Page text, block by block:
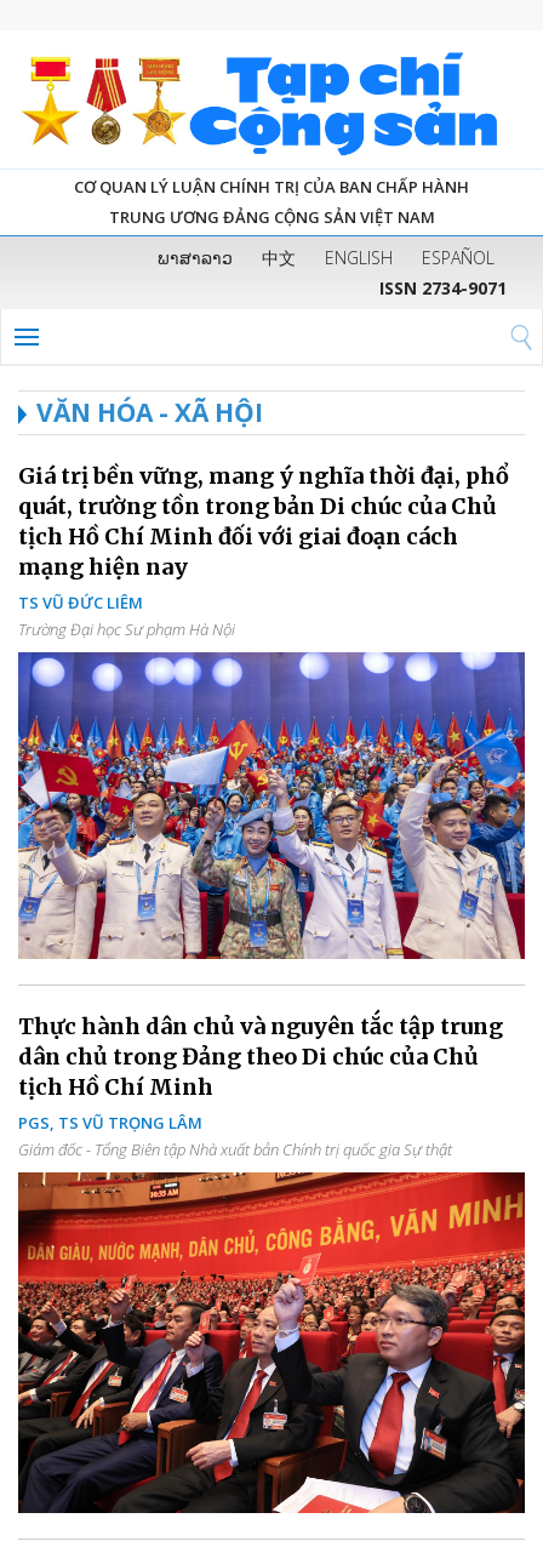
CƠ QUAN LÝ LUẬN CHÍNH TRỊ CỦA BAN CHẤP HÀNH
TRUNG ƯƠNG ĐẢNG CỘNG SẢN VIỆT NAM
ພາສາລາວ 中文 ENGLISH
ESPAÑOL
ISSN 2734-9071
VĂN HÓA - XÃ HỘI
Giá trị bền vững, mang ý nghĩa thời đại, phổ
quát, trường tồn trong bản Di chúc của Chủ
tịch Hồ Chí Minh đối với giai đoạn cách
mạng hiện nay
TS VŨ ĐỨC LIÊM
Trường Đại học Sư phạm Hà Nội
Thực hành dân chủ và nguyên tắc tập trung
dân chủ trong Đảng theo Di chúc của Chủ
tịch Hồ Chí Minh
PGS, TS VŨ TRỌNG LÂM
Giám đốc - Tổng Biên tập Nhà xuất bản Chính trị quốc gia Sự thật